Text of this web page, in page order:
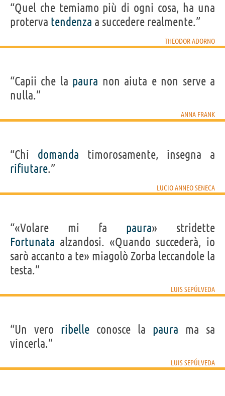
“Quel che temiamo più di ogni cosa, ha una
proterva tendenza a succedere realmente.”
THEODOR ADORNO
“Capii che la paura non aiuta e non serve a
nulla.”
ANNA FRANK
“Chi domanda timorosamente, insegna a
rifiutare.”
LUCIO ANNEO SENECA
“«Volare mi fa paura» stridette
Fortunata alzandosi. «Quando succederà, io
sarò accanto a te» miagolò Zorba leccandole la
testa.”
LUIS SEPÚLVEDA
“Un vero ribelle conosce la paura ma sa
vincerla.”
LUIS SEPÚLVEDA